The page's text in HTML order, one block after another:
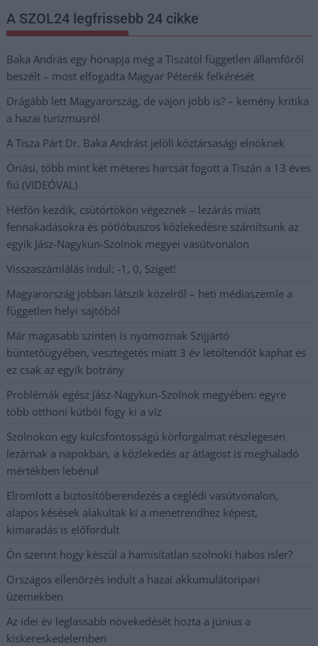
A SZOL24 legfrissebb 24 cikke
Baka András egy hónapja még a Tiszától független államfőről
beszélt – most elfogadta Magyar Péterék felkérését
Drágább lett Magyarország, de vajon jobb is? – kemény kritika
a hazai turizmusról
A Tisza Párt Dr. Baka Andrást jelöli köztársasági elnöknek
Óriási, több mint két méteres harcsát fogott a Tiszán a 13 éves
fiú (VIDEÓVAL)
Hétfőn kezdik, csütörtökön végeznek – lezárás miatt
fennakadásokra és pótlóbuszos közlekedésre számítsunk az
egyik Jász-Nagykun-Szolnok megyei vasútvonalon
Visszaszámlálás indul: -1, 0, Sziget!
Magyarország jobban látszik közelről – heti médiaszemle a
független helyi sajtóból
Már magasabb szinten is nyomoznak Szijjártó
büntetőügyében, vesztegetés miatt 3 év letöltendőt kaphat és
ez csak az egyik botrány
Problémák egész Jász-Nagykun-Szolnok megyében: egyre
több otthoni kútból fogy ki a víz
Szolnokon egy kulcsfontosságú körforgalmat részlegesen
lezárnak a napokban, a közlekedés az átlagost is meghaladó
mértékben lebénul
Elromlott a biztosítóberendezés a ceglédi vasútvonalon,
alapos késések alakultak ki a menetrendhez képest,
kimaradás is előfordult
Ön szerint hogy készül a hamisítatlan szolnoki habos isler?
Országos ellenőrzés indult a hazai akkumulátoripari
üzemekben
Az idei év leglassabb növekedését hozta a június a
kiskereskedelemben